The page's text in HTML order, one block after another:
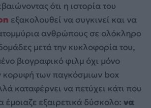
ότι η ιστορία του
εξακολουθεί να συγκινεί και να
ανθρώπους σε ολόκληρο
μετά την κυκλοφορία του,
βιογραφικό φιλμ όχι μόνο
κορυφή των παγκόσμιων box
καταφέρνει να πετύχει κάτι που
εξαιρετικά δύσκολο: να